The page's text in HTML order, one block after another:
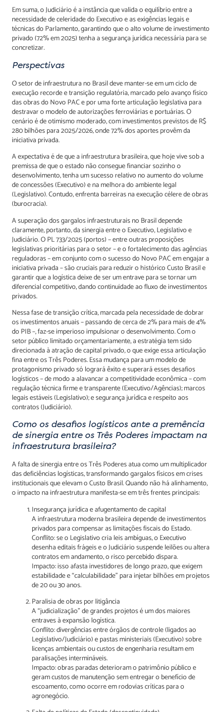
Em suma, o Judiciário é a instância que valida o equilíbrio entre a
necessidade de celeridade do Executivo e as exigências legais e
técnicas do Parlamento, garantindo que o alto volume de investimento
privado (72% em 2025) tenha a segurança jurídica necessária para se
concretizar.
Perspectivas
O setor de infraestrutura no Brasil deve manter-se em um ciclo de
execução recorde e transição regulatória, marcado pelo avanço físico
das obras do Novo PAC e por uma forte articulação legislativa para
destravar o modelo de autorizações ferroviárias e portuárias. O
cenário é de otimismo moderado, com investimentos previstos de R$
280 bilhões para 2025/2026, onde 72% dos aportes provêm da
iniciativa privada.
A expectativa é de que a infraestrutura brasileira, que hoje vive sob a
premissa de que o estado não consegue financiar sozinho o
desenvolvimento, tenha um sucesso relativo no aumento do volume
de concessões (Executivo) e na melhora do ambiente legal
(Legislativo). Contudo, enfrenta barreiras na execução célere de obras
(burocracia).
A superação dos gargalos infraestruturais no Brasil depende
claramente, portanto, da sinergia entre o Executivo, Legislativo e
Judiciário. O PL 733/2025 (portos) – entre outras proposições
legislativas prioritárias para o setor – e o fortalecimento das agências
reguladoras – em conjunto com o sucesso do Novo PAC em engajar a
iniciativa privada – são cruciais para reduzir o histórico Custo Brasil e
garantir que a logística deixe de ser um entrave para se tornar um
diferencial competitivo, dando continuidade ao fluxo de investimentos
privados.
Nessa fase de transição crítica, marcada pela necessidade de dobrar
os investimentos anuais – passando de cerca de 2% para mais de 4%
do PIB –, faz-se imperioso impulsionar o desenvolvimento. Com o
setor público limitado orçamentariamente, a estratégia tem sido
direcionada à atração de capital privado, o que exige essa articulação
fina entre os Três Poderes. Essa mudança para um modelo de
protagonismo privado só logrará êxito e superará esses desafios
logísticos – de modo a alavancar a competitividade econômica – com
regulação técnica firme e transparente (Executivo/Agências); marcos
legais estáveis (Legislativo); e segurança jurídica e respeito aos
contratos (Judiciário).
Como os desafios logísticos ante a premência
de sinergia entre os Três Poderes impactam na
infraestrutura brasileira?
A falta de sinergia entre os Três Poderes atua como um multiplicador
das deficiências logísticas, transformando gargalos físicos em crises
institucionais que elevam o Custo Brasil. Quando não há alinhamento,
o impacto na infraestrutura manifesta-se em três frentes principais:
Insegurança jurídica e afugentamento de capital
A infraestrutura moderna brasileira depende de investimentos
privados para compensar as limitações fiscais do Estado.
Conflito: se o Legislativo cria leis ambíguas, o Executivo
desenha editais frágeis e o Judiciário suspende leilões ou altera
contratos em andamento, o risco percebido dispara.
Impacto: isso afasta investidores de longo prazo, que exigem
estabilidade e “calculabilidade” para injetar bilhões em projetos
de 20 ou 30 anos.
Paralisia de obras por litigância
A “judicialização” de grandes projetos é um dos maiores
entraves à expansão logística.
Conflito: divergências entre órgãos de controle (ligados ao
Legislativo/Judiciário) e pastas ministeriais (Executivo) sobre
licenças ambientais ou custos de engenharia resultam em
paralisações intermináveis.
Impacto: obras paradas deterioram o patrimônio público e
geram custos de manutenção sem entregar o benefício de
escoamento, como ocorre em rodovias críticas para o
agronegócio.